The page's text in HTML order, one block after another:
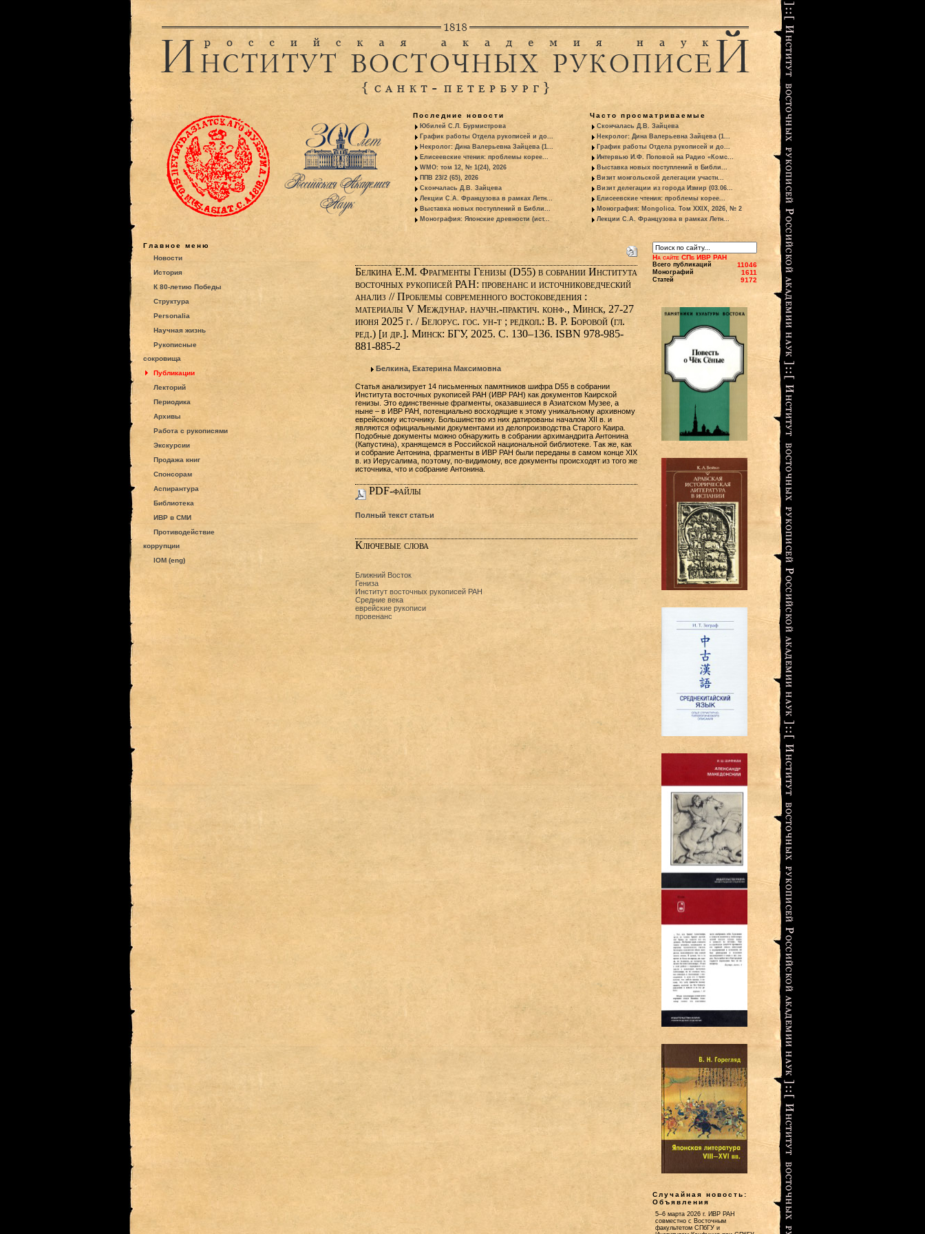
Последние новости
Юбилей С.Л. Бурмистрова
График работы Отдела рукописей и до...
Некролог: Дина Валерьевна Зайцева (1...
Елисеевские чтения: проблемы корее...
WMO: том 12, № 1(24), 2026
ППВ 23/2 (65), 2026
Скончалась Д.В. Зайцева
Лекции С.А. Французова в рамках Летн...
Выставка новых поступлений в Библи...
Монография: Японские древности (ист...
Часто просматриваемые
Скончалась Д.В. Зайцева
Некролог: Дина Валерьевна Зайцева (1...
График работы Отдела рукописей и до...
Интервью И.Ф. Поповой на Радио «Комс...
Выставка новых поступлений в Библи...
Визит монгольской делегации участн...
Визит делегации из города Измир (03.06...
Елисеевские чтения: проблемы корее...
Монография: Mongolica. Том XXIX, 2026, № 2
Лекции С.А. Французова в рамках Летн...
Главное меню
Новости
История
К 80-летию Победы
Структура
Personalia
Научная жизнь
Рукописные
сокровища
Публикации
Лекторий
Периодика
Архивы
Работа с рукописями
Экскурсии
Продажа книг
Спонсорам
Аспирантура
Библиотека
ИВР в СМИ
Противодействие
коррупции
IOM (eng)
Белкина Е.М. Фрагменты Генизы (D55) в собрании Института
восточных рукописей РАН: провенанс и источниковедческий
анализ // Проблемы современного востоковедения :
материалы V Междунар. научн.-практич. конф., Минск, 27-27
июня 2025 г. / Белорус. гос. ун-т ; редкол.: В. Р. Боровой (гл.
ред.) [и др.]. Минск: БГУ, 2025. С. 130–136. ISBN 978-985-
881-885-2
Белкина, Екатерина Максимовна
Статья анализирует 14 письменных памятников шифра D55 в собрании
Института восточных рукописей РАН (ИВР РАН) как документов Каирской
генизы. Это единственные фрагменты, оказавшиеся в Азиатском Музее, а
ныне – в ИВР РАН, потенциально восходящие к этому уникальному архивному
еврейскому источнику. Большинство из них датированы началом XII в. и
являются официальными документами из делопроизводства Старого Каира.
Подобные документы можно обнаружить в собрании архимандрита Антонина
(Капустина), хранящемся в Российской национальной библиотеке. Так же, как
и собрание Антонина, фрагменты в ИВР РАН были переданы в самом конце XIX
в. из Иерусалима, поэтому, по-видимому, все документы происходят из того же
источника, что и собрание Антонина.
PDF-файлы
Полный текст статьи
Ключевые слова
Ближний Восток
Гениза
Институт восточных рукописей РАН
Средние века
еврейские рукописи
провенанс
На сайте СПб ИВР РАН
Всего публикаций 11046
Монографий 1611
Статей 9172
Случайная новость:
Объявления
5–6 марта 2026 г. ИВР РАН
совместно с Восточным
факультетом СПбГУ и